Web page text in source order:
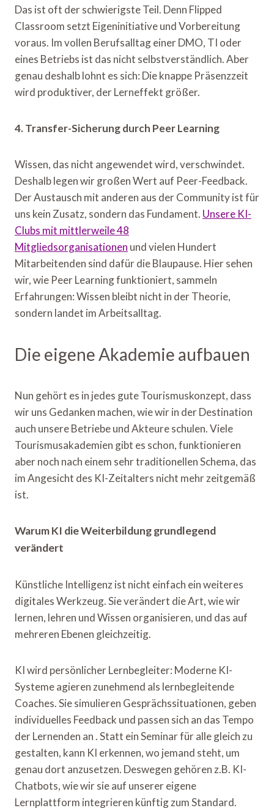
Das ist oft der schwierigste Teil. Denn Flipped
Classroom setzt Eigeninitiative und Vorbereitung
voraus. Im vollen Berufsalltag einer DMO, TI oder
eines Betriebs ist das nicht selbstverständlich. Aber
genau deshalb lohnt es sich: Die knappe Präsenzzeit
wird produktiver, der Lerneffekt größer.
4. Transfer-Sicherung durch Peer Learning
Wissen, das nicht angewendet wird, verschwindet.
Deshalb legen wir großen Wert auf Peer-Feedback.
Der Austausch mit anderen aus der Community ist für
uns kein Zusatz, sondern das Fundament. Unsere KI-
Clubs mit mittlerweile 48
Mitgliedsorganisationen und vielen Hundert
Mitarbeitenden sind dafür die Blaupause. Hier sehen
wir, wie Peer Learning funktioniert, sammeln
Erfahrungen: Wissen bleibt nicht in der Theorie,
sondern landet im Arbeitsalltag.
Die eigene Akademie aufbauen
Nun gehört es in jedes gute Tourismuskonzept, dass
wir uns Gedanken machen, wie wir in der Destination
auch unsere Betriebe und Akteure schulen. Viele
Tourismusakademien gibt es schon, funktionieren
aber noch nach einem sehr traditionellen Schema, das
im Angesicht des KI-Zeitalters nicht mehr zeitgemäß
ist.
Warum KI die Weiterbildung grundlegend
verändert
Künstliche Intelligenz ist nicht einfach ein weiteres
digitales Werkzeug. Sie verändert die Art, wie wir
lernen, lehren und Wissen organisieren, und das auf
mehreren Ebenen gleichzeitig.
KI wird persönlicher Lernbegleiter: Moderne KI-
Systeme agieren zunehmend als lernbegleitende
Coaches. Sie simulieren Gesprächssituationen, geben
individuelles Feedback und passen sich an das Tempo
der Lernenden an . Statt ein Seminar für alle gleich zu
gestalten, kann KI erkennen, wo jemand steht, um
genau dort anzusetzen. Deswegen gehören z.B. KI-
Chatbots, wie wir sie auf unserer eigene
Lernplattform integrieren künftig zum Standard.